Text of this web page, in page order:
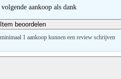
aankoop als dank
Item beoordelen
1 aankoop kunnen een review schrijven